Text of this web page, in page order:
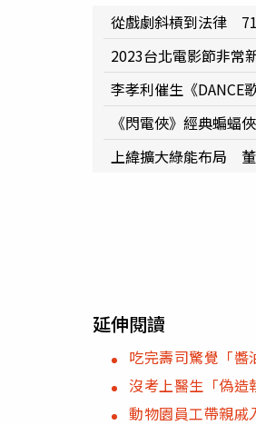
從戲劇斜槓到法律
2023台北電影節非常
李孝利催生《
《閃電俠》經典蝙
上緯擴大綠能布局
延伸閱讀
吃完壽司驚覺「
沒考上醫生「偽
動物園員工帶親